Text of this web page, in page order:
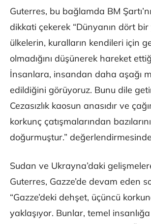
Guterres, bu bağlamda BM
dikkati çekerek “Dünyanın dört bir
ülkelerin, kuralların kendileri için
olmadığını düşünerek hareket
İnsanlara, insandan daha aşağı
edildiğini görüyoruz. Bunu dile
Cezasızlık kaosun anasıdır ve
korkunç çatışmalarından bazılarını
doğurmuştur.”
Sudan ve Ukrayna’daki
Guterres, Gazze’de devam eden
“Gazze’deki dehşet, üçüncü
yaklaşıyor. Bunlar, temel